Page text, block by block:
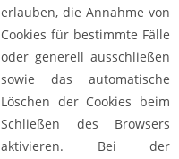
erlauben, die Annahme von
Cookies für bestimmte Fälle
oder generell ausschließen
sowie das automatische
Löschen der Cookies beim
Schließen des Browsers
aktivieren. Bei der